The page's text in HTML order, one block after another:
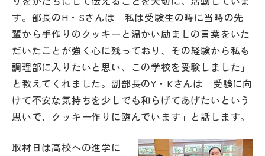
個人情報保護方針
サイトマップ
運営会社
す。部長のH・Sさんは「私は受験生の時に当時の先
輩から手作りのクッキーと温かい励ましの言葉をいた
だいたことが強く心に残っており、その経験から私も
調理部に入りたいと思い、この学校を受験しました」
と教えてくれました。副部長のY・Kさんは「受験に向
けて不安な気持ちを少しでも和らげてあげたいという
思いで、クッキー作りに臨んでいます」と話します。
取材日は高校への進学に